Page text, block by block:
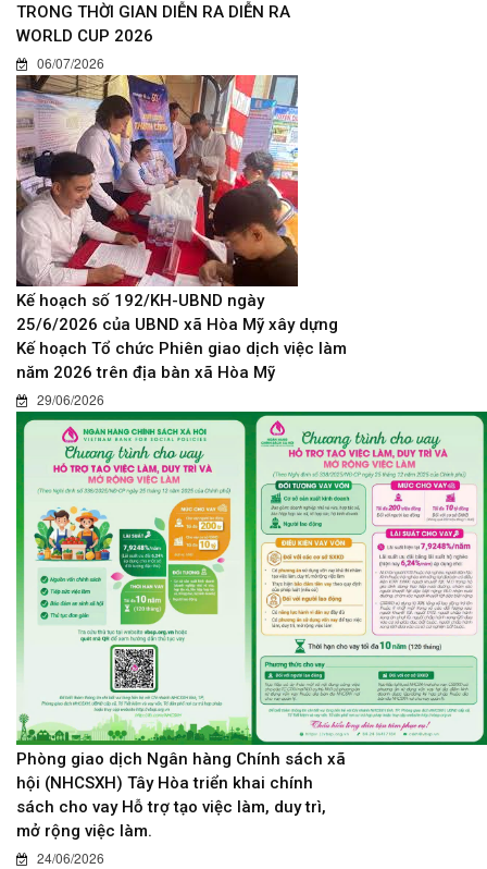
TRONG THỜI GIAN DIỄN RA DIỄN RA
WORLD CUP 2026
06/07/2026
Kế hoạch số 192/KH-UBND ngày
25/6/2026 của UBND xã Hòa Mỹ xây dựng
Kế hoạch Tổ chức Phiên giao dịch việc làm
năm 2026 trên địa bàn xã Hòa Mỹ
29/06/2026
Phòng giao dịch Ngân hàng Chính sách xã
hội (NHCSXH) Tây Hòa triển khai chính
sách cho vay Hỗ trợ tạo việc làm, duy trì,
mở rộng việc làm.
24/06/2026